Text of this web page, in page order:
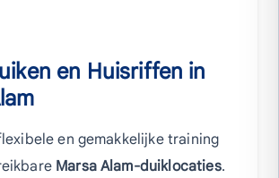
en Huisriffen in
en gemakkelijke training
Marsa Alam-duiklocaties.